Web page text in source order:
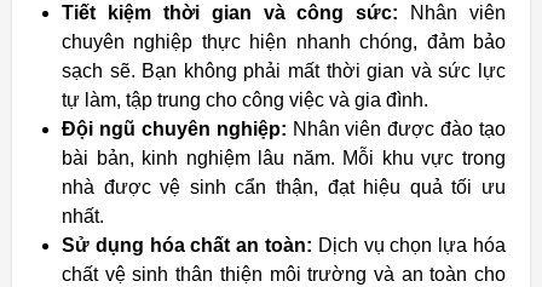
Tiết kiệm thời gian và công sức: Nhân viên
chuyên nghiệp thực hiện nhanh chóng, đảm bảo
sạch sẽ. Bạn không phải mất thời gian và sức lực
tự làm, tập trung cho công việc và gia đình.
Đội ngũ chuyên nghiệp: Nhân viên được đào tạo
bài bản, kinh nghiệm lâu năm. Mỗi khu vực trong
nhà được vệ sinh cẩn thận, đạt hiệu quả tối ưu
nhất.
Sử dụng hóa chất an toàn: Dịch vụ chọn lựa hóa
chất vệ sinh thân thiện môi trường và an toàn cho